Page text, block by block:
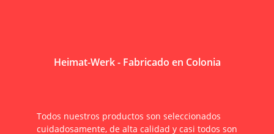
Heimat-Werk - Fabricado en Colonia
Todos nuestros productos son seleccionados
cuidadosamente, de alta calidad y casi todos son